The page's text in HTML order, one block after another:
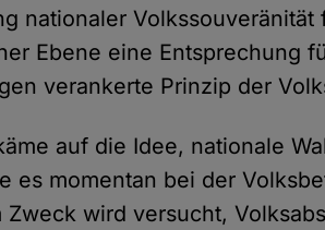
nationaler
Ebene eine Entsprechung
verankerte Prinzip der
auf die Idee, nationale
es momentan bei der
Zweck wird versucht,